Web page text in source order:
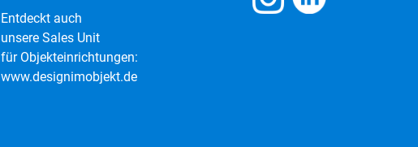
Entdeckt auch
unsere Sales Unit
für Objekteinrichtungen:
www.designimobjekt.de